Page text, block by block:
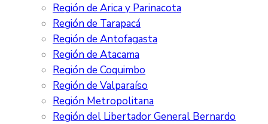
Región de Arica y Parinacota
Región de Tarapacá
Región de Antofagasta
Región de Atacama
Región de Coquimbo
Región de Valparaíso
Región Metropolitana
Región del Libertador General Bernardo